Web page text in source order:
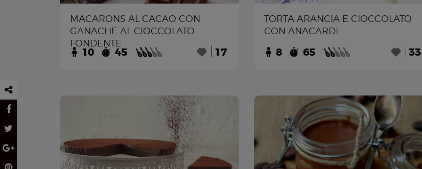
MACARONS AL CACAO CON
GANACHE AL CIOCCOLATO
FONDENTE
10 45 17
TORTA ARANCIA E CIOCCOLATO
CON ANACARDI
8 65 33